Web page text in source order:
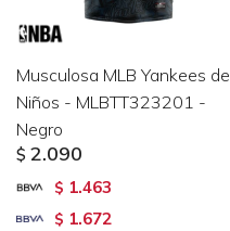
Musculosa MLB Yankees de
Niños - MLBTT323201 -
Negro
$ 2.090
$ 1.463
$ 1.672